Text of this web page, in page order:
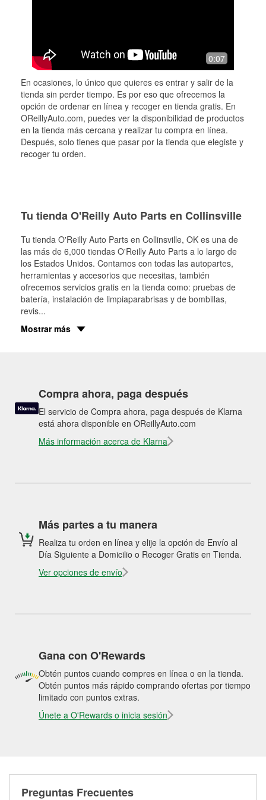
0:07
En ocasiones, lo único que quieres es entrar y salir de la
tienda sin perder tiempo. Es por eso que ofrecemos la
opción de ordenar en línea y recoger en tienda gratis. En
OReillyAuto.com, puedes ver la disponibilidad de productos
en la tienda más cercana y realizar tu compra en línea.
Después, solo tienes que pasar por la tienda que elegiste y
recoger tu orden.
Tu tienda O'Reilly Auto Parts en Collinsville
Tu tienda O'Reilly Auto Parts en Collinsville, OK es una de
las más de 6,000 tiendas O'Reilly Auto Parts a lo largo de
los Estados Unidos. Contamos con todas las autopartes,
herramientas y accesorios que necesitas, también
ofrecemos servicios gratis en la tienda como: pruebas de
batería, instalación de limpiaparabrisas y de bombillas,
revis...
Mostrar más
Compra ahora, paga después
El servicio de Compra ahora, paga después de Klarna
está ahora disponible en OReillyAuto.com
Más información acerca de Klarna
Más partes a tu manera
Realiza tu orden en línea y elije la opción de Envío al
Día Siguiente a Domicilio o Recoger Gratis en Tienda.
Ver opciones de envío
Gana con O'Rewards
Obtén puntos cuando compres en línea o en la tienda.
Obtén puntos más rápido comprando ofertas por tiempo
limitado con puntos extras.
Únete a O'Rewards o inicia sesión
Preguntas Frecuentes